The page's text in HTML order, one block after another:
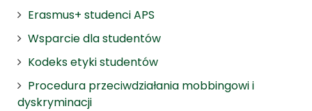
Erasmus+ studenci APS
Wsparcie dla studentów
Kodeks etyki studentów
Procedura przeciwdziałania mobbingowi i
dyskryminacji